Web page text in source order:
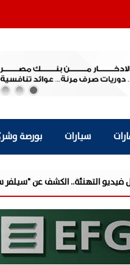
سيارات بورصة
"سيلفر سكرين" منفذة أول تهنئة